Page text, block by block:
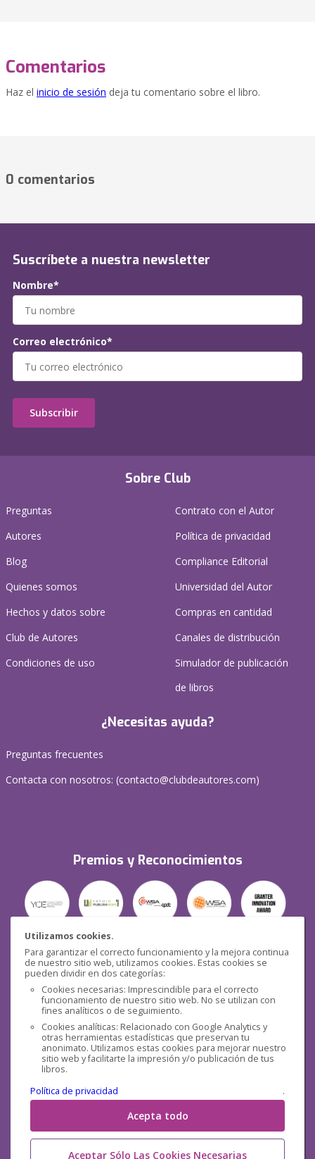
Utilizamos cookies.
Para garantizar el correcto funcionamiento y la mejora continua
de nuestro sitio web, utilizamos cookies. Estas cookies se
pueden dividir en dos categorías:
Cookies necesarias: Imprescindible para el correcto
funcionamiento de nuestro sitio web. No se utilizan con
fines analíticos o de seguimiento.
Cookies analíticas: Relacionado con Google Analytics y
otras herramientas estadísticas que preservan tu
anonimato. Utilizamos estas cookies para mejorar nuestro
sitio web y facilitarte la impresión y/o publicación de tus
libros.
Política de privacidad
.
Acepta todo
Aceptar Sólo Las Cookies Necesarias
Comentarios
Haz el inicio de sesión deja tu comentario sobre el libro.
0 comentarios
Sobre Club
Preguntas
Autores
Blog
Quienes somos
Hechos y datos sobre
Club de Autores
Condiciones de uso
Contrato con el Autor
Política de privacidad
Compliance Editorial
Universidad del Autor
Compras en cantidad
Canales de distribución
Simulador de publicación
de libros
¿Necesitas ayuda?
Preguntas frecuentes
Contacta con nosotros: (contacto@clubdeautores.com)
Premios y Reconocimientos
Seguridad
Redes sociales
Suscríbete a nuestra newsletter
Nombre*
Correo electrónico*
Subscribir